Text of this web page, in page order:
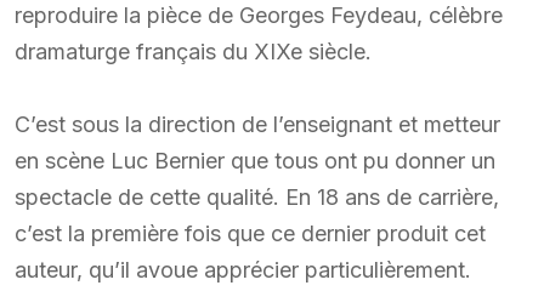
reproduire la pièce de Georges Feydeau, célèbre
dramaturge français du XIXe siècle.
C’est sous la direction de l’enseignant et metteur
en scène Luc Bernier que tous ont pu donner un
spectacle de cette qualité. En 18 ans de carrière,
c’est la première fois que ce dernier produit cet
auteur, qu’il avoue apprécier particulièrement.